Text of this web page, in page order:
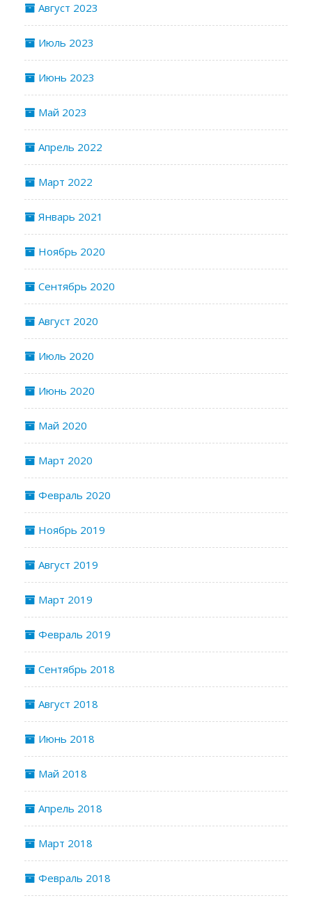
Август 2023
Июль 2023
Июнь 2023
Май 2023
Апрель 2022
Март 2022
Январь 2021
Ноябрь 2020
Сентябрь 2020
Август 2020
Июль 2020
Июнь 2020
Май 2020
Март 2020
Февраль 2020
Ноябрь 2019
Август 2019
Март 2019
Февраль 2019
Сентябрь 2018
Август 2018
Июнь 2018
Май 2018
Апрель 2018
Март 2018
Февраль 2018